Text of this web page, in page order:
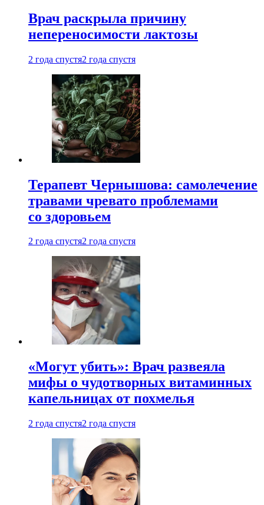
Врач раскрыла причину
непереносимости лактозы
2 года спустя2 года спустя
Терапевт Чернышова: самолечение
травами чревато проблемами
со здоровьем
2 года спустя2 года спустя
«Могут убить»: Врач развеяла
мифы о чудотворных витаминных
капельницах от похмелья
2 года спустя2 года спустя